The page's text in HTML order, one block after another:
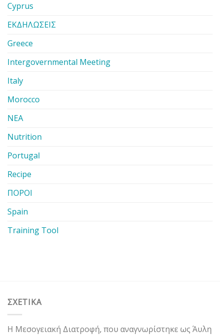
Cyprus
ΕΚΔΗΛΩΣΕΙΣ
Greece
Intergovernmental Meeting
Italy
Morocco
ΝΕΑ
Nutrition
Portugal
Recipe
ΠΟΡΟΙ
Spain
Training Tool
ΣΧΕΤΙΚΑ
Η Μεσογειακή Διατροφή, που αναγνωρίστηκε ως Άυλη